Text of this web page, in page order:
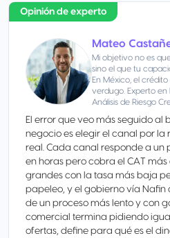
Opinión de experto
Mateo
Mi objetivo no es
sino el que tu
En México, el
verdugo. Experto en
Análisis de Riesgo
El error que veo más seguido al
negocio es elegir el canal por la
real. Cada canal responde a un
en horas pero cobra el CAT
grandes con la tasa más baja
papeleo, y el gobierno vía
de un proceso más lento y con
comercial termina pidiendo
ofertas, define para qué es el